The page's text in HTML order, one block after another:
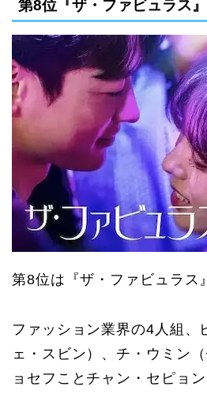
第8位『ザ・ファビュラス』
第8位は『ザ・ファビュラス
ファッション業界の4人組、
ェ・スビン）、チ・ウミン
ョセフことチャン・セピョ